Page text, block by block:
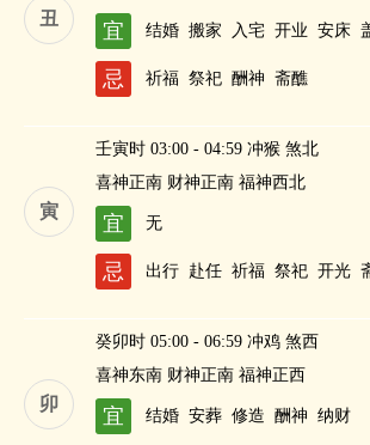
丑
宜 结婚 搬家 入宅 开业 安床
嗣
忌 祈福 祭祀 酬神 斋醮
寅
壬寅时 03:00 - 04:59 冲猴 煞北
喜神正南 财神正南 福神西北
宜 无
忌 出行 赴任 祈福 祭祀 开光
卯
癸卯时 05:00 - 06:59 冲鸡 煞西
喜神东南 财神正南 福神正西
宜 结婚 安葬 修造 酬神 纳财